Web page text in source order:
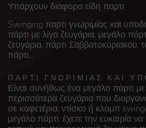
Υπάρχουν διάφορα είδη παρτι
Swinging παρτι γνωριμίας και
πάρτι με λίγα ζευγάρια, μεγάλο
ζευγάρια, πάρτι Σαββατοκύριακου,
πάρτι...
ΠΆΡΤΙ ΓΝΩΡΙΜΊΑΣ ΚΑΙ
Είναι συνήθως ένα μεγάλο πάρτι
περισσότερα ζευγάρια που
σε καφετέρια, ντίσκο ή κλαμπ
μεγάλο πάρτι, έχετε την ευκαιρία